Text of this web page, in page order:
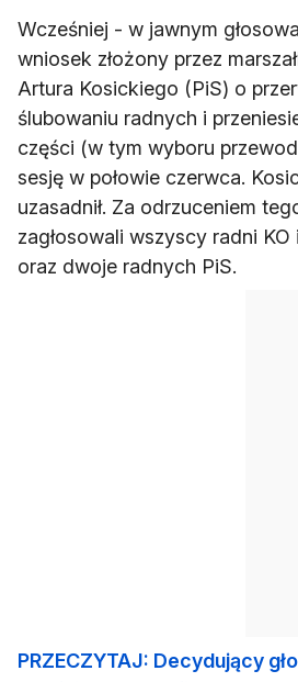
Wcześniej - w jawnym
wniosek złożony przez
Artura Kosickiego (PiS) o
ślubowaniu radnych i
części (w tym wyboru
sesję w połowie czerwca.
uzasadnił. Za odrzuceniem
zagłosowali wszyscy radni
oraz dwoje radnych PiS.
PRZECZYTAJ: Decydujący